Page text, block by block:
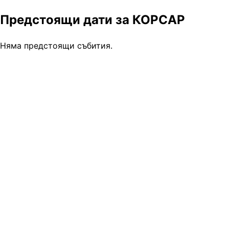
Предстоящи дати за КОРСАР
Няма предстоящи събития.